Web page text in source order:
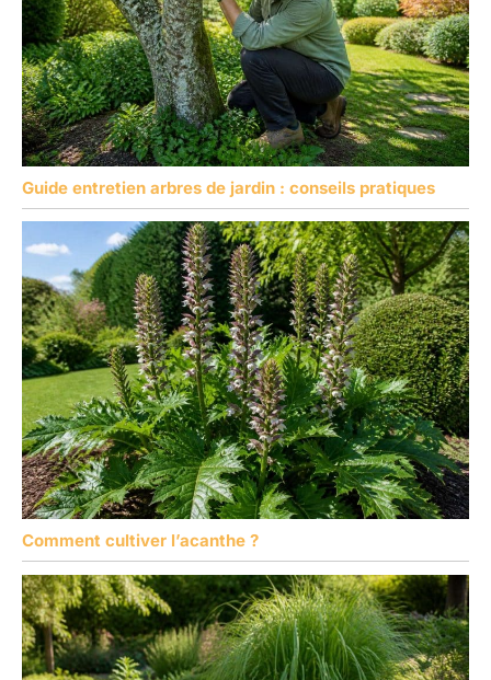
Guide entretien arbres de jardin : conseils pratiques
Comment cultiver l’acanthe ?